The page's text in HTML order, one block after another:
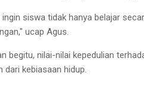
ingin siswa tidak hanya belajar
ucap Agus.
begitu, nilai-nilai kepedulian
dari kebiasaan hidup.